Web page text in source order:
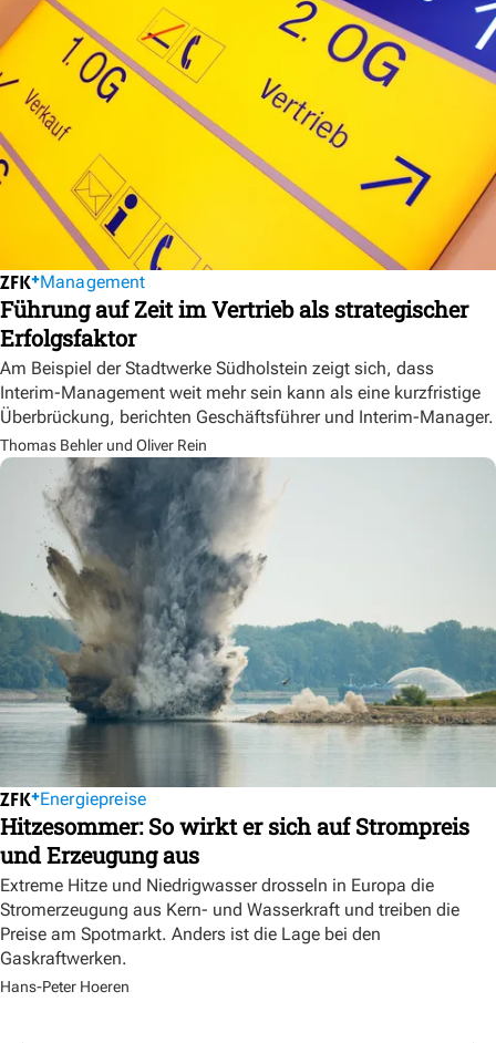
Management
Führung auf Zeit im Vertrieb als strategischer
Erfolgsfaktor
Am Beispiel der Stadtwerke Südholstein zeigt sich, dass
Interim-Management weit mehr sein kann als eine kurzfristige
Überbrückung, berichten Geschäftsführer und Interim-Manager.
Thomas Behler und Oliver Rein
Energiepreise
Hitzesommer: So wirkt er sich auf Strompreis
und Erzeugung aus
Extreme Hitze und Niedrigwasser drosseln in Europa die
Stromerzeugung aus Kern- und Wasserkraft und treiben die
Preise am Spotmarkt. Anders ist die Lage bei den
Gaskraftwerken.
Hans-Peter Hoeren